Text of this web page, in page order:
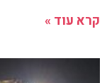
קרא עוד »